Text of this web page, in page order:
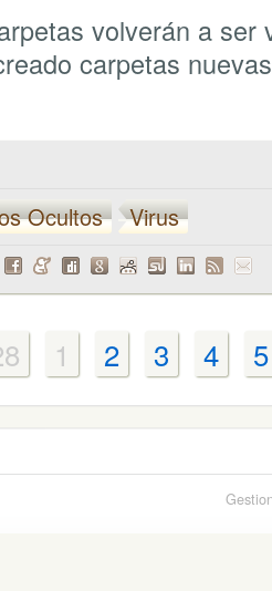
volverán a ser
carpetas
Ocultos Virus
1 2 3 4 5